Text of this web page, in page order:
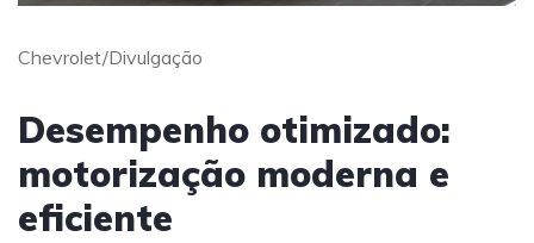
Chevrolet/Divulgação
Desempenho otimizado:
motorização moderna e
eficiente